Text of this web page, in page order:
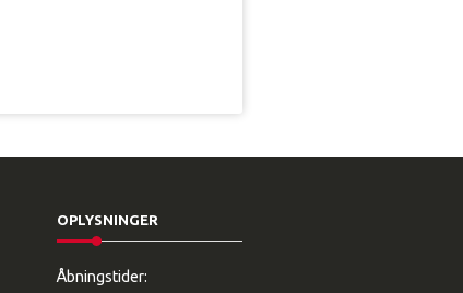
OPLYSNINGER
Åbningstider: